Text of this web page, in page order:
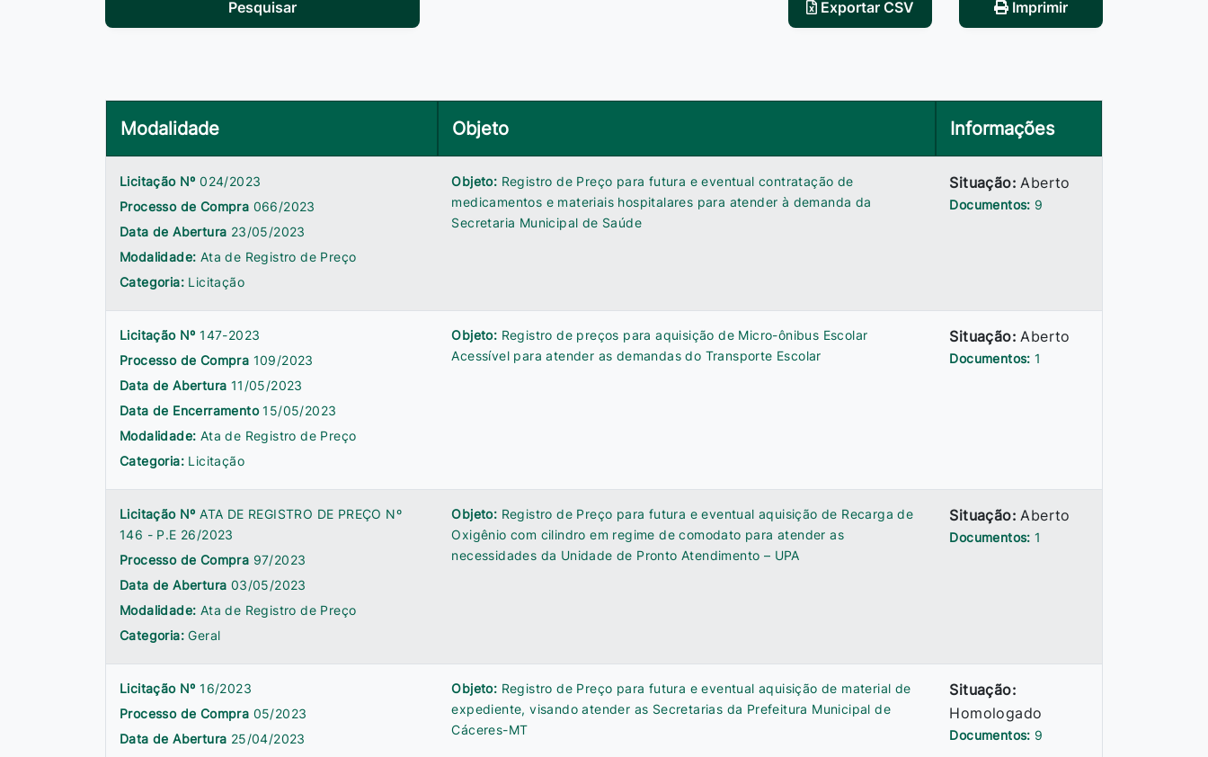
Pesquisar Exportar CSV Imprimir
Modalidade Objeto Informações
Licitação Nº024/2023
Processo de Compra 066/2023
Data de Abertura 23/05/2023
Modalidade: Ata de Registro de Preço
Categoria: Licitação
Objeto: Registro de Preço para futura e eventual contratação de
medicamentos e materiais hospitalares para atender à demanda da
Secretaria Municipal de Saúde
Situação:Aberto
Documentos: 9
Licitação Nº147-2023
Processo de Compra 109/2023
Data de Abertura 11/05/2023
Data de Encerramento15/05/2023
Modalidade: Ata de Registro de Preço
Categoria: Licitação
Objeto: Registro de preços para aquisição de Micro-ônibus Escolar
Acessível para atender as demandas do Transporte Escolar
Situação:Aberto
Documentos:1
Licitação NºATA DE REGISTRO DE PREÇO Nº
146 - P.E 26/2023
Processo de Compra 97/2023
Data de Abertura 03/05/2023
Modalidade: Ata de Registro de Preço
Categoria:Geral
Objeto: Registro de Preço para futura e eventual aquisição de Recarga de
Oxigênio com cilindro em regime de comodato para atender as
necessidades da Unidade de Pronto Atendimento – UPA
Situação:Aberto
Documentos: 1
Licitação Nº16/2023
Processo de Compra 05/2023
Data de Abertura 25/04/2023
Objeto: Registro de Preço para futura e eventual aquisição de material de
expediente, visando atender as Secretarias da Prefeitura Municipal de
Cáceres-MT
Situação:
Homologado
Documentos: 9